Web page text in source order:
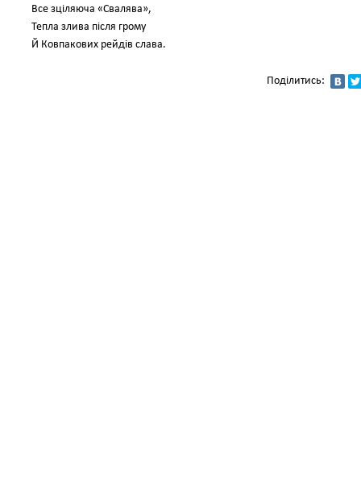
Все зціляюча «Свалява»,
Тепла злива після грому
Й Ковпакових рейдів слава.
Поділитись: